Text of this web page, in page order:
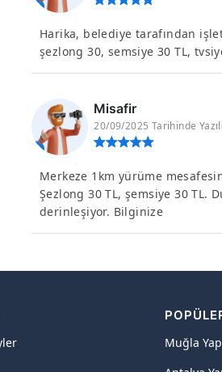
Harika, belediye tarafından
şezlong 30, semsiye 30 TL,
Misafir
20/09/2025 Tarihinde
Merkeze 1km yürüme
Şezlong 30 TL, şemsiye 30 TL.
derinleşiyor. Bilginize
Muğla